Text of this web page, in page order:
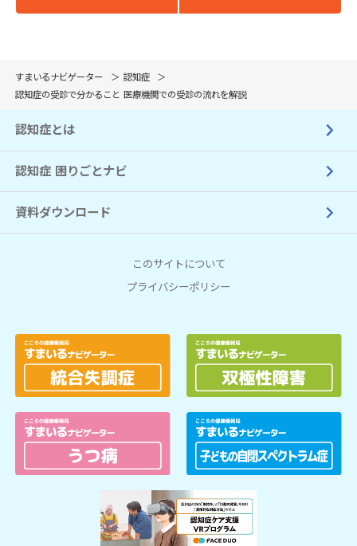
すまいるナビゲーター
認知症
認知症の受診で分かること 医療機関での受診の流れを解説
認知症とは
認知症 困りごとナビ
資料ダウンロード
このサイトについて
プライバシーポリシー